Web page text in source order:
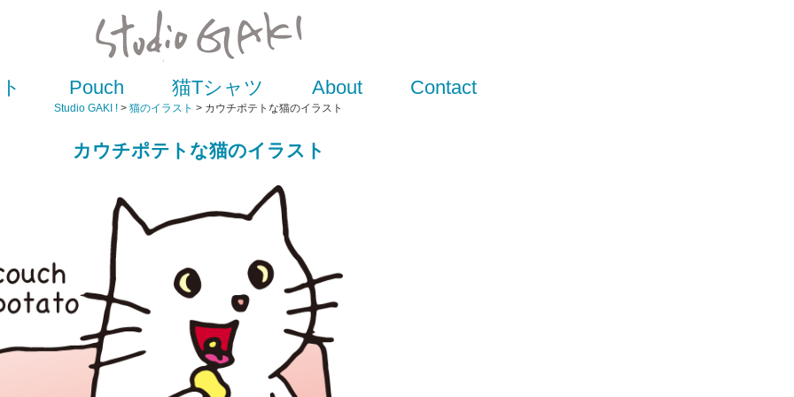
Pouch 猫Tシャツ About Contact
Studio GAKI ! > 猫のイラスト > カウチポテトな猫のイラスト
カウチポテトな猫のイラスト